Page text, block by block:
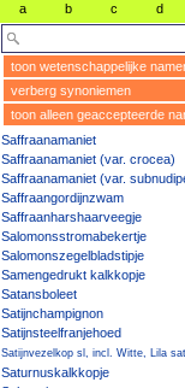
a b c d
toon wetenschappelijke
verberg synoniemen
toon alleen geaccepteerde
Saffraanamaniet
Saffraanamaniet (var. crocea)
Saffraanamaniet (var.
Saffraangordijnzwam
Saffraanharshaarveegje
Salomonsstromabekertje
Salomonszegelbladstipje
Samengedrukt kalkkopje
Satansboleet
Satijnchampignon
Satijnsteelfranjehoed
Satijnvezelkop sl, incl. Witte, Lila
Saturnuskalkkopje